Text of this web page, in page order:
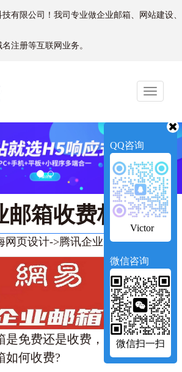
有限公司！我司专业做企业邮箱、网站建设、
注册等互联网业务。
Toggle
邮箱收费标准
网页设计->腾讯企业邮箱收费标准
是免费还是收费，收费的话
如何收费?‌
QQ咨询
Victor
微信咨询
微信扫一扫